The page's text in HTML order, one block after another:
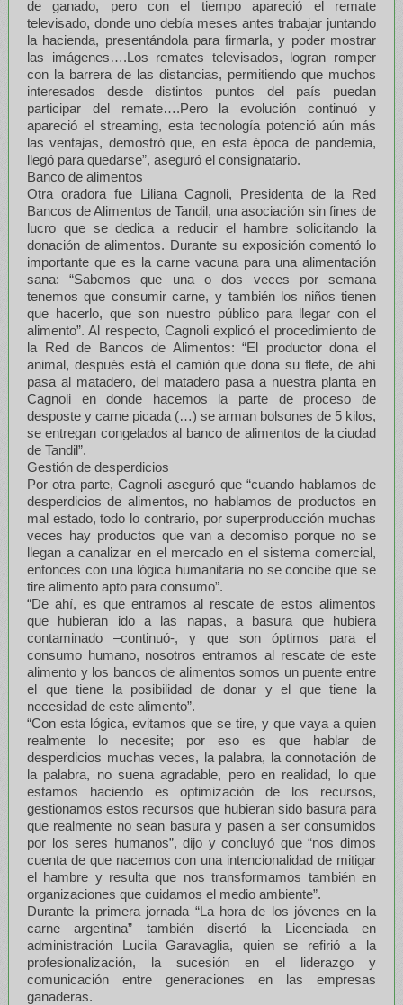
de ganado, pero con el tiempo apareció el remate
televisado, donde uno debía meses antes trabajar juntando
la hacienda, presentándola para firmarla, y poder mostrar
las imágenes….Los remates televisados, logran romper
con la barrera de las distancias, permitiendo que muchos
interesados desde distintos puntos del país puedan
participar del remate….Pero la evolución continuó y
apareció el streaming, esta tecnología potenció aún más
las ventajas, demostró que, en esta época de pandemia,
llegó para quedarse”, aseguró el consignatario.
Banco de alimentos
Otra oradora fue Liliana Cagnoli, Presidenta de la Red
Bancos de Alimentos de Tandil, una asociación sin fines de
lucro que se dedica a reducir el hambre solicitando la
donación de alimentos. Durante su exposición comentó lo
importante que es la carne vacuna para una alimentación
sana: “Sabemos que una o dos veces por semana
tenemos que consumir carne, y también los niños tienen
que hacerlo, que son nuestro público para llegar con el
alimento”. Al respecto, Cagnoli explicó el procedimiento de
la Red de Bancos de Alimentos: “El productor dona el
animal, después está el camión que dona su flete, de ahí
pasa al matadero, del matadero pasa a nuestra planta en
Cagnoli en donde hacemos la parte de proceso de
desposte y carne picada (…) se arman bolsones de 5 kilos,
se entregan congelados al banco de alimentos de la ciudad
de Tandil”.
Gestión de desperdicios
Por otra parte, Cagnoli aseguró que “cuando hablamos de
desperdicios de alimentos, no hablamos de productos en
mal estado, todo lo contrario, por superproducción muchas
veces hay productos que van a decomiso porque no se
llegan a canalizar en el mercado en el sistema comercial,
entonces con una lógica humanitaria no se concibe que se
tire alimento apto para consumo”.
“De ahí, es que entramos al rescate de estos alimentos
que hubieran ido a las napas, a basura que hubiera
contaminado –continuó-, y que son óptimos para el
consumo humano, nosotros entramos al rescate de este
alimento y los bancos de alimentos somos un puente entre
el que tiene la posibilidad de donar y el que tiene la
necesidad de este alimento”.
“Con esta lógica, evitamos que se tire, y que vaya a quien
realmente lo necesite; por eso es que hablar de
desperdicios muchas veces, la palabra, la connotación de
la palabra, no suena agradable, pero en realidad, lo que
estamos haciendo es optimización de los recursos,
gestionamos estos recursos que hubieran sido basura para
que realmente no sean basura y pasen a ser consumidos
por los seres humanos”, dijo y concluyó que “nos dimos
cuenta de que nacemos con una intencionalidad de mitigar
el hambre y resulta que nos transformamos también en
organizaciones que cuidamos el medio ambiente”.
Durante la primera jornada “La hora de los jóvenes en la
carne argentina” también disertó la Licenciada en
administración Lucila Garavaglia, quien se refirió a la
profesionalización, la sucesión en el liderazgo y
comunicación entre generaciones en las empresas
ganaderas.